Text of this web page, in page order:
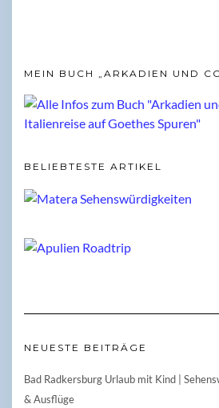
MEIN BUCH „ARKADIEN UND
BELIEBTESTE ARTIKEL
NEUESTE BEITRÄGE
Bad Radkersburg Urlaub mit Kind |
& Ausflüge